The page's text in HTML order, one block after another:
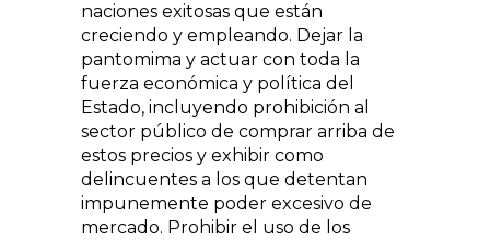
naciones exitosas que están
creciendo y empleando. Dejar la
pantomima y actuar con toda la
fuerza económica y política del
Estado, incluyendo prohibición al
sector público de comprar arriba de
estos precios y exhibir como
delincuentes a los que detentan
impunemente poder excesivo de
mercado. Prohibir el uso de los